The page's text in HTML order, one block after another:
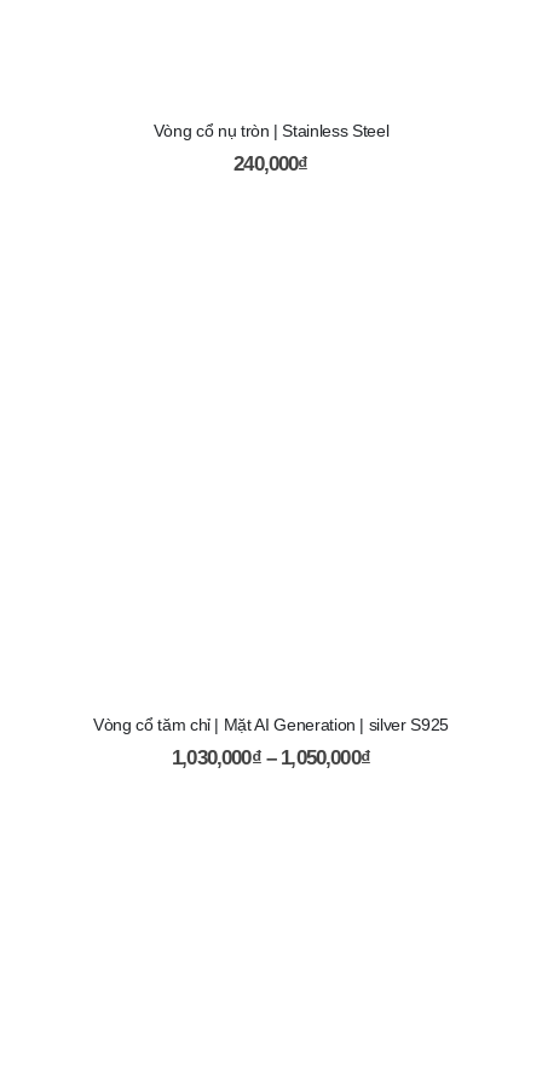
Vòng cổ nụ tròn | Stainless Steel
240,000₫
Vòng cổ tăm chỉ | Mặt AI Generation | silver S925
1,030,000₫ – 1,050,000₫